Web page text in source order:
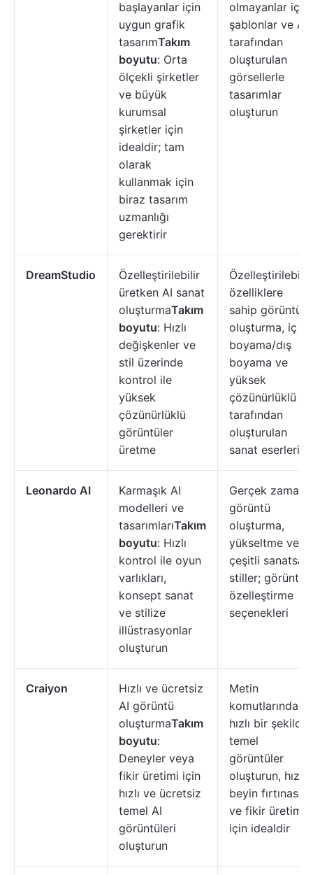
başlayanlar için
uygun grafik
tasarımTakım
boyutu: Orta
ölçekli şirketler
ve büyük
kurumsal
şirketler için
idealdir; tam
olarak
kullanmak için
biraz tasarım
uzmanlığı
gerektirir
olmayanlar için
şablonlar ve AI
tarafından
oluşturulan
görsellerle
tasarımlar
oluşturun
DreamStudio
Özelleştirilebilir
üretken AI sanat
oluşturmaTakım
boyutu: Hızlı
değişkenler ve
stil üzerinde
kontrol ile
yüksek
çözünürlüklü
görüntüler
üretme
Özelleştirilebilir
özelliklere
sahip görüntü
oluşturma, iç
boyama/dış
boyama ve
yüksek
çözünürlüklü AI
tarafından
oluşturulan
sanat eserleri
Leonardo AI
Karmaşık AI
modelleri ve
tasarımlarıTakım
boyutu: Hızlı
kontrol ile oyun
varlıkları,
konsept sanat
ve stilize
illüstrasyonlar
oluşturun
Gerçek zamanlı
görüntü
oluşturma,
yükseltme ve
çeşitli sanatsal
stiller; görüntü
özelleştirme
seçenekleri
Craiyon
Hızlı ve ücretsiz
AI görüntü
oluşturmaTakım
boyutu:
Deneyler veya
fikir üretimi için
hızlı ve ücretsiz
temel AI
görüntüleri
oluşturun
Metin
komutlarından
hızlı bir şekilde
temel
görüntüler
oluşturun, hızlı
beyin fırtınası
ve fikir üretimi
için idealdir